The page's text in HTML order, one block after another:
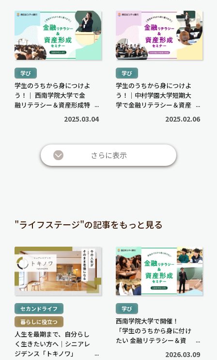
意点をわかりやすく解説
2026.05.12
意点・対処法を解説
2026.04.20
続
を
読
む
> 学び
学生のうちから身につけよ
う！｜ 西南学院大学で金
融リテラシー＆資産形成特
2025.03.04
続
を
読
む
> 学び
学生のうちから身につけよ
う！｜中村学園大学短期大
学で金融リテラシー＆資産
2025.02.06
さらに表示
"ライフステージ"の記事をもっと見る
続
き
を
読
む
> セカンドライフ
暮らしに役立つ
人生を最期まで、自分らし
く生きたい方へ｜シニアレ
ジデンス「トキノワ」
続
き
を
読
む
> 学び
西南学院大学で開催！
「学生のうちから身に付け
たい 金融リテラシー＆資
産形成セミナー」に密着
2026.03.09